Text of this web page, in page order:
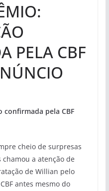
PELA CBF
pela CBF
cheio de surpresas
a atenção de
de Willian pelo
antes mesmo do